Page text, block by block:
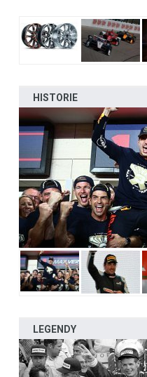
HISTORIE
LEGENDY